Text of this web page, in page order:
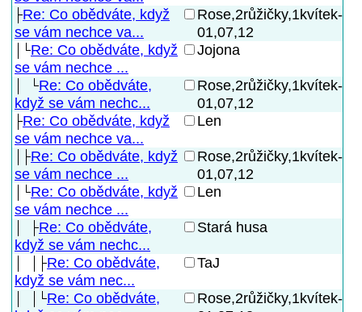
Re: Co obědváte, když
se vám nechce va...
Rose,2růžičky,1kvítek-
01,07,12
Re: Co obědváte, když
se vám nechce ...
Jojona
Re: Co obědváte,
když se vám nechc...
Rose,2růžičky,1kvítek-
01,07,12
Re: Co obědváte, když
se vám nechce va...
Len
Re: Co obědváte, když
se vám nechce ...
Rose,2růžičky,1kvítek-
01,07,12
Re: Co obědváte, když
se vám nechce ...
Len
Re: Co obědváte,
když se vám nechc...
Stará husa
Re: Co obědváte,
když se vám nec...
TaJ
Re: Co obědváte,
Rose,2růžičky,1kvítek-